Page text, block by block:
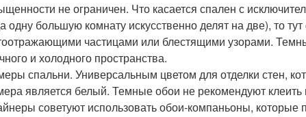
не ограничен. Что касается спален с
одну большую комнату искусственно делят на две), то
частицами или блестящими узорами.
и холодного пространства.
спальни. Универсальным цветом для отделки стен,
является белый. Темные обои не рекомендуют
советуют использовать обои-компаньоны, которые